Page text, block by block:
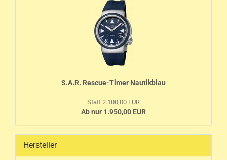
S.A.R. Rescue-Timer Nautikblau
Statt 2.100,00 EUR
Ab nur 1.950,00 EUR
Hersteller